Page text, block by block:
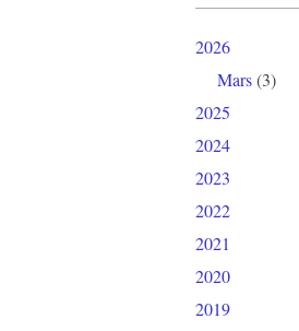
2026
Mars(3)
2025
2024
2023
2022
2021
2020
2019